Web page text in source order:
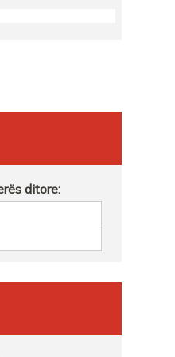
ditore: